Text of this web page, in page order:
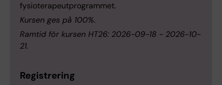
fysioterapeutprogrammet.
Kursen ges på 100%.
Ramtid för kursen HT26: 2026-09-18 - 2026-10-
21.
Registrering